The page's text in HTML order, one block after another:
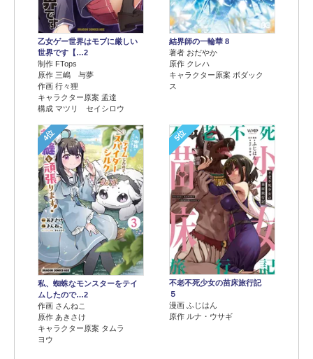
乙女ゲー世界はモブに厳しい
世界です【…2
制作 FTops
原作 三嶋 与夢
作画 行々狸
キャラクター原案 孟達
構成 マツリ セイシロウ
結界師の一輪華 8
著者 おだやか
原作 クレハ
キャラクター原案 ボダック
ス
4位
私、蜘蛛なモンスターをテイ
ムしたので…2
作画 さんねこ
原作 あきさけ
キャラクター原案 タムラ
ヨウ
5位
不老不死少女の苗床旅行記
５
漫画 ふじはん
原作 ルナ・ウサギ